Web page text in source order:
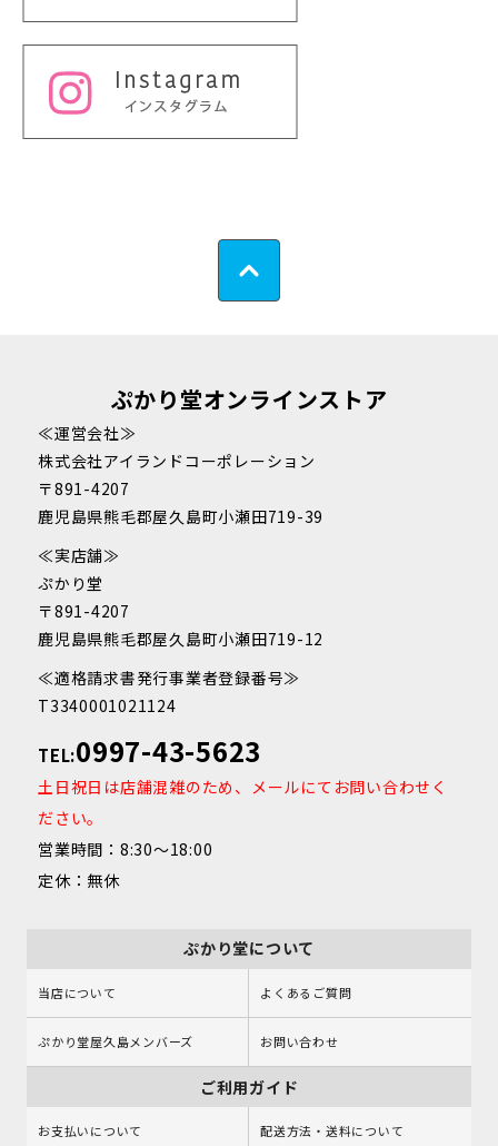
ぷかり堂オンラインストア
≪運営会社≫
株式会社アイランドコーポレーション
〒891-4207
鹿児島県熊毛郡屋久島町小瀬田719-39
≪実店舗≫
ぷかり堂
〒891-4207
鹿児島県熊毛郡屋久島町小瀬田719-12
≪適格請求書発行事業者登録番号≫
T3340001021124
TEL:0997-43-5623
土日祝日は店舗混雑のため、メールにてお問い合わせく
ださい。
営業時間：8:30～18:00
定休：無休
ぷかり堂について
当店について よくあるご質問
ぷかり堂屋久島メンバーズ お問い合わせ
ご利用ガイド
お支払いについて 配送方法・送料について